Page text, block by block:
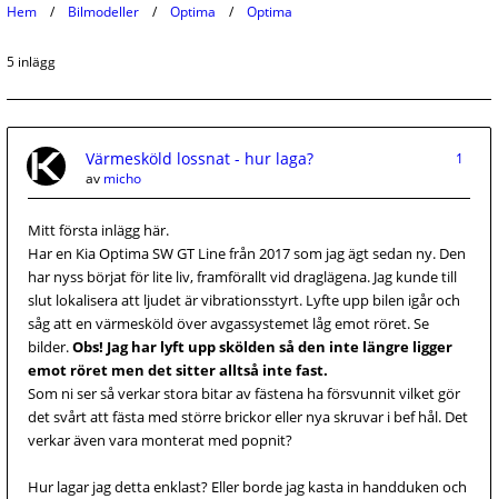
Hem Bilmodeller Optima Optima
5 inlägg
Värmesköld lossnat - hur laga?
1
av micho
Mitt första inlägg här.
Har en Kia Optima SW GT Line från 2017 som jag ägt sedan ny. Den
har nyss börjat för lite liv, framförallt vid draglägena. Jag kunde till
slut lokalisera att ljudet är vibrationsstyrt. Lyfte upp bilen igår och
såg att en värmesköld över avgassystemet låg emot röret. Se
bilder.Obs! Jag har lyft upp skölden så den inte längre ligger
emot röret men det sitter alltså inte fast.
Som ni ser så verkar stora bitar av fästena ha försvunnit vilket gör
det svårt att fästa med större brickor eller nya skruvar i bef hål. Det
verkar även vara monterat med popnit?
Hur lagar jag detta enklast? Eller borde jag kasta in handduken och